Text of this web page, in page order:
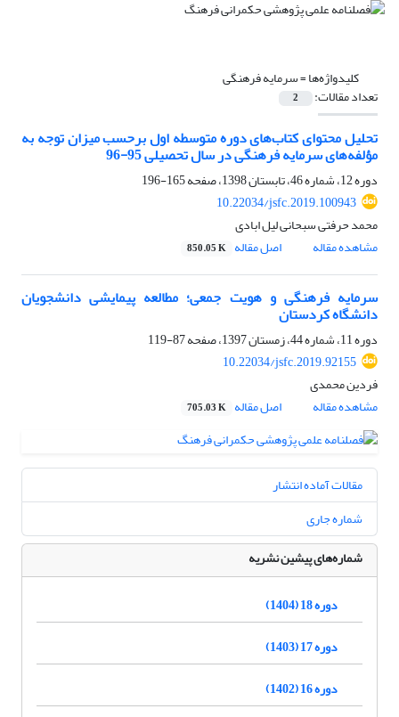
کلیدواژه‌ها =سرمایه فرهنگی
تعداد مقالات: 2
تحلیل محتوای کتاب‌های دوره متوسطه اول برحسب میزان توجه به
مؤلفه‌های سرمایه فرهنگی در سال تحصیلی 95-96
دوره 12، شماره 46، تابستان 1398، صفحه
165-196
10.22034/jsfc.2019.100943
محمد حرفتی سبحانی لیل ابادی
مشاهده مقاله
اصل مقاله 850.05 K
سرمایه فرهنگی و هویت جمعی؛ مطالعه پیمایشی دانشجویان
دانشگاه کردستان
دوره 11، شماره 44، زمستان 1397، صفحه
87-119
10.22034/jsfc.2019.92155
فردین محمدی
مشاهده مقاله
اصل مقاله 705.03 K
مقالات آماده انتشار
شماره جاری
شماره‌های پیشین نشریه
دوره 18 (1404)
دوره 17 (1403)
دوره 16 (1402)